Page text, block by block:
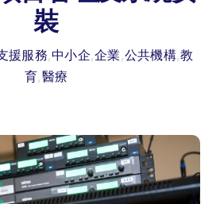
裝
援服務,中小企,企業 ,公共機構,教
育,醫療